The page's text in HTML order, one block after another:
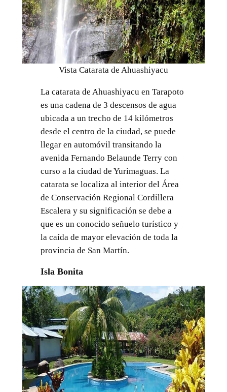
Vista Catarata de Ahuashiyacu
La catarata de Ahuashiyacu en Tarapoto
es una cadena de 3 descensos de agua
ubicada a un trecho de 14 kilómetros
desde el centro de la ciudad, se puede
llegar en automóvil transitando la
avenida Fernando Belaunde Terry con
curso a la ciudad de Yurimaguas. La
catarata se localiza al interior del Área
de Conservación Regional Cordillera
Escalera y su significación se debe a
que es un conocido señuelo turístico y
la caída de mayor elevación de toda la
provincia de San Martín.
Isla Bonita